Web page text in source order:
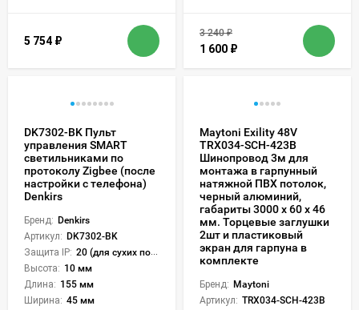
5 754 ₽
3 240₽
1 600 ₽
DK7302-BK Пульт
управления SMART
светильниками по
протоколу Zigbee (после
настройки с телефона)
Denkirs
Бренд: Denkirs
Артикул: DK7302-BK
Защита IP: 20 (для сухих пом.)
Высота: 10 мм
Длина: 155 мм
Ширина: 45 мм
Maytoni Exility 48V
TRX034-SCH-423B
Шинопровод 3м для
монтажа в гарпунный
натяжной ПВХ потолок,
черный алюминий,
габариты 3000 x 60 x 46
мм. Торцевые заглушки
2шт и пластиковый
экран для гарпуна в
комплекте
Бренд: Maytoni
Артикул: TRX034-SCH-423B